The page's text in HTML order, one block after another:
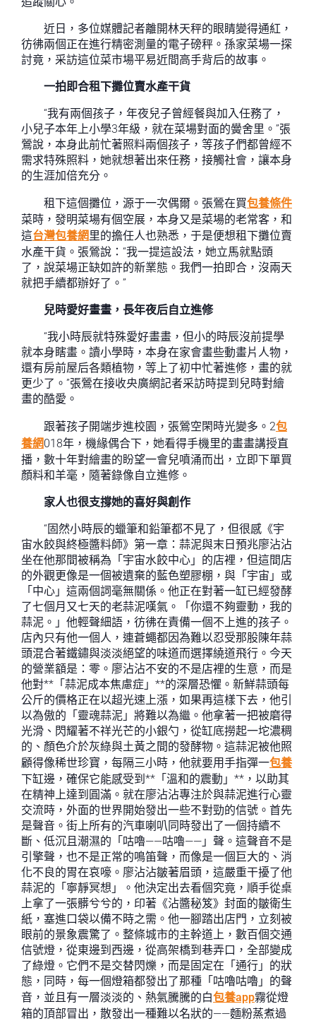
近日，多位媒體記者離開林天秤的眼睛變得通紅，
彷彿兩個正在進行精密測量的電子磅秤。孫家菜場一探
討竟，采訪這位菜市場平易近間高手背后的故事。
一拍即合租下攤位賣水產干貨
“我有兩個孩子，年夜兒子曾經餐與加入任務了，
小兒子本年上小學3年級，就在菜場對面的黌舍里。”張
鶯說，本身此前忙著照料兩個孩子，等孩子們都曾經不
需求特殊照料，她就想著出來任務，接觸社會，讓本身
的生涯加倍充分。
租下這個攤位，源于一次偶爾。張鶯在買包養條件
菜時，發明菜場有個空展，本身又是菜場的老常客，和
這台灣包養網 里的擔任人也熟悉，于是便想租下攤位賣
水產干貨。張鶯說：“我一提這設法，她立馬就點頭
了，說菜場正缺如許的新業態。我們一拍即合，沒兩天
就把手續都辦好了。”
兒時愛好畫畫，長年夜后自立進修
“我小時辰就特殊愛好畫畫，但小的時辰沒前提學
就本身瞎畫。讀小學時，本身在家會畫些動畫片人物，
還有房前屋后各類植物，等上了初中忙著進修，畫的就
更少了。”張鶯在接收央廣網記者采訪時提到兒時對繪
畫的酷愛。
跟著孩子開端步進校園，張鶯空閑時光變多。2包
養網018年，機緣偶合下，她看得手機里的畫畫講授直
播，數十年對繪畫的盼望一會兒噴涌而出，立即下單買
顏料和羊毫，隨著錄像自立進修。
家人也很支撐她的喜好與創作
“固然小時辰的蠟筆和鉛筆都不見了，但很感《宇
宙水餃與終極醬料師》第一章：蒜泥與末日預兆廖沾沾
坐在他那間被稱為「宇宙水餃中心」的店裡，但這間店
的外觀更像是一個被遺棄的藍色塑膠棚，與「宇宙」或
「中心」這兩個詞毫無關係。他正在對著一缸已經發酵
了七個月又七天的老蒜泥嘆氣。「你還不夠靈動，我的
蒜泥。」他輕聲細語，彷彿在責備一個不上進的孩子。
店內只有他一個人，連蒼蠅都因為難以忍受那股陳年蒜
頭混合著鐵鏽與淡淡絕望的味道而選擇繞道飛行。今天
的營業額是：零。廖沾沾不安的不是店裡的生意，而是
他對**「蒜泥成本焦慮症」**的深層恐懼。新鮮蒜頭每
公斤的價格正在以超光速上漲，如果再這樣下去，他引
以為傲的「靈魂蒜泥」將難以為繼。他拿著一把被磨得
光滑、閃耀著不祥光芒的小銀勺，從缸底撈起一坨濃稠
的、顏色介於灰綠與土黃之間的發酵物。這蒜泥被他照
顧得像稀世珍寶，每隔三小時，他就要用手指彈一包養
下缸邊，確保它能感受到**「溫和的震動」**，以助其
在精神上達到圓滿。就在廖沾沾專注於與蒜泥進行心靈
交流時，外面的世界開始發出一些不對勁的信號。首先
是聲音。街上所有的汽車喇叭同時發出了一個持續不
斷、低沉且潮濕的「咕嚕——咕嚕——」聲。這聲音不是
引擎聲，也不是正常的鳴笛聲，而像是一個巨大的、消
化不良的胃在哀嚎。廖沾沾皺著眉頭，這嚴重干擾了他
蒜泥的「寧靜冥想」。他決定出去看個究竟，順手從桌
上拿了一張髒兮兮的，印著《沾醬秘笈》封面的皺衛生
紙，塞進口袋以備不時之需。他一腳踏出店門，立刻被
眼前的景象震驚了。整條城市的主幹道上，數百個交通
信號燈，從東邊到西邊，從高架橋到巷弄口，全部變成
了綠燈。它們不是交替閃爍，而是固定在「通行」的狀
態，同時，每一個燈箱都發出了那種「咕嚕咕嚕」的聲
音，並且有一層淡淡的、熱氣騰騰的白包養app霧從燈
箱的頂部冒出，散發出一種難以名狀的——麵粉蒸煮過